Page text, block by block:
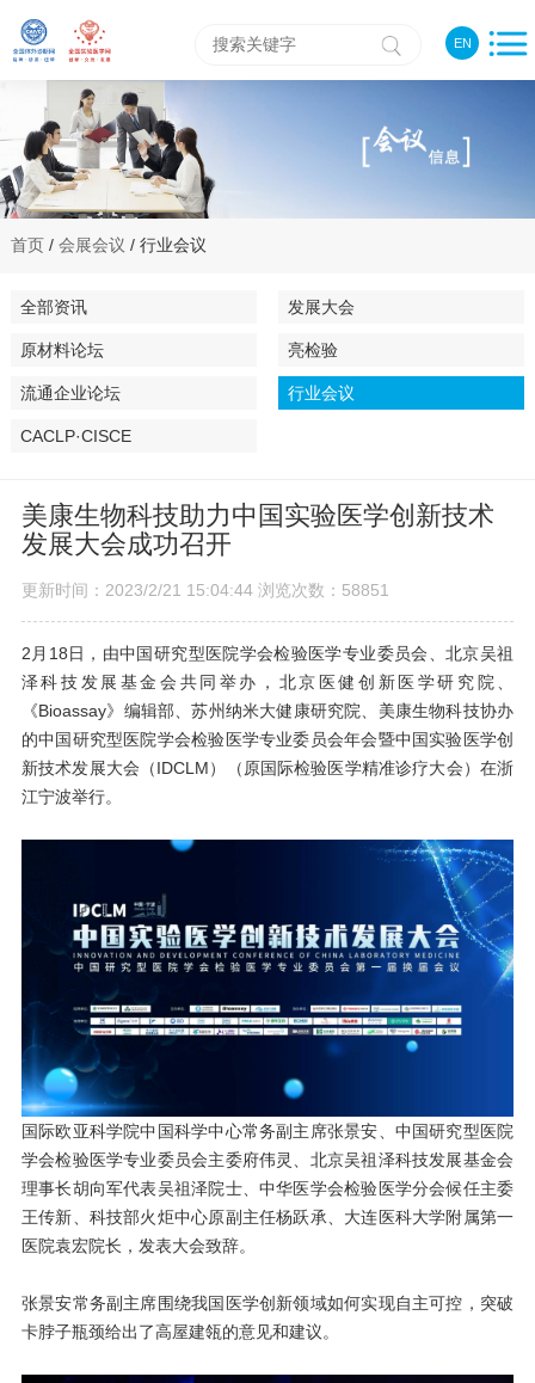
EN
首页/ 会展会议 / 行业会议
全部资讯 发展大会
原材料论坛 亮检验
流通企业论坛 行业会议
CACLP·CISCE
美康生物科技助力中国实验医学创新技术
发展大会成功召开
更新时间：2023/2/21 15:04:44 浏览次数：58851
2月18日，由中国研究型医院学会检验医学专业委员会、北京吴祖
泽科技发展基金会共同举办，北京医健创新医学研究院、
《Bioassay》编辑部、苏州纳米大健康研究院、美康生物科技协办
的中国研究型医院学会检验医学专业委员会年会暨中国实验医学创
新技术发展大会（IDCLM）（原国际检验医学精准诊疗大会）在浙
江宁波举行。
国际欧亚科学院中国科学中心常务副主席张景安、中国研究型医院
学会检验医学专业委员会主委府伟灵、北京吴祖泽科技发展基金会
理事长胡向军代表吴祖泽院士、中华医学会检验医学分会候任主委
王传新、科技部火炬中心原副主任杨跃承、大连医科大学附属第一
医院袁宏院长，发表大会致辞。
张景安常务副主席围绕我国医学创新领域如何实现自主可控，突破
卡脖子瓶颈给出了高屋建瓴的意见和建议。